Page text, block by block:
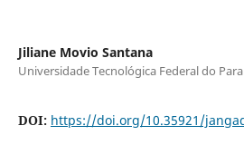
Jiliane Movio Santana
Universidade Tecnológica Federal do
DOI: https://doi.org/10.35921/